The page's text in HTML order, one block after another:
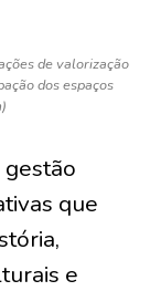
de valorização
dos espaços
que
e